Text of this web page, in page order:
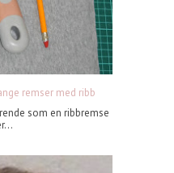
remser med ribb
som en ribbremse